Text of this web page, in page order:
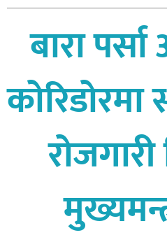
प्रदेश
लुम्बिनी
बागमती
सुदूरपश्चिम
बारा